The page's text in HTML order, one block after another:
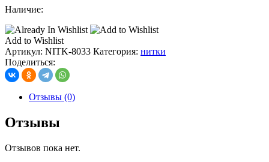
Наличие:
Add to Wishlist
Артикул: NITK-8033 Категория: нитки
Поделиться:
Отзывы (0)
Отзывы
Отзывов пока нет.